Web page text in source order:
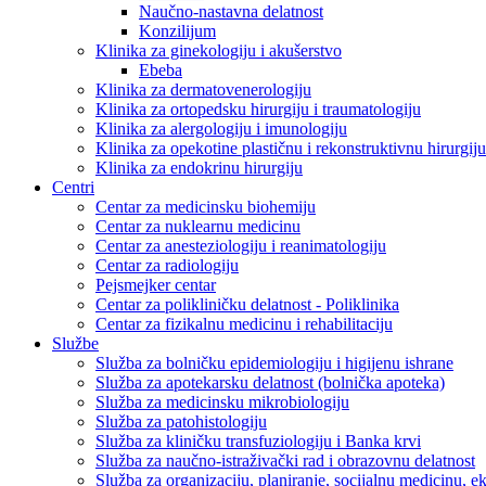
Naučno-nastavna delatnost
Konzilijum
Klinika za ginekologiju i akušerstvo
Ebeba
Klinika za dermatovenerologiju
Klinika za ortopedsku hirurgiju i traumatologiju
Klinika za alergologiju i imunologiju
Klinika za opekotine plastičnu i rekonstruktivnu hirurgiju
Klinika za endokrinu hirurgiju
Centri
Centar za medicinsku biohemiju
Centar za nuklearnu medicinu
Centar za anesteziologiju i reanimatologiju
Centar za radiologiju
Pejsmejker centar
Centar za polikliničku delatnost - Poliklinika
Centar za fizikalnu medicinu i rehabilitaciju
Službe
Služba za bolničku epidemiologiju i higijenu ishrane
Služba za apotekarsku delatnost (bolnička apoteka)
Služba za medicinsku mikrobiologiju
Služba za patohistologiju
Služba za kliničku transfuziologiju i Banka krvi
Služba za naučno-istraživački rad i obrazovnu delatnost
Služba za organizaciju, planiranje, socijalnu medicinu,